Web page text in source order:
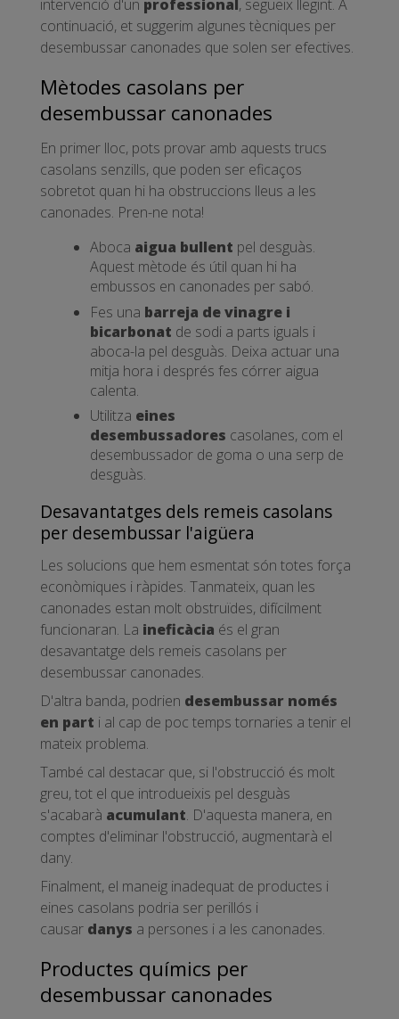
intervenció d'un professional , segueix llegint. A
continuació, et suggerim algunes tècniques per
desembussar canonades que solen ser efectives.
Mètodes casolans per
desembussar canonades
En primer lloc, pots provar amb aquests trucs
casolans senzills, que poden ser eficaços
sobretot quan hi ha obstruccions lleus a les
canonades. Pren-ne nota!
Aboca aigua bullent pel desguàs.
Aquest mètode és útil quan hi ha
embussos en canonades per sabó.
Fes una barreja de vinagre i
bicarbonat de sodi a parts iguals i
aboca-la pel desguàs. Deixa actuar una
mitja hora i després fes córrer aigua
calenta.
Utilitza eines
desembussadores casolanes, com el
desembussador de goma o una serp de
desguàs.
Desavantatges dels remeis casolans
per desembussar l'aigüera
Les solucions que hem esmentat són totes força
econòmiques i ràpides. Tanmateix, quan les
canonades estan molt obstruïdes, difícilment
funcionaran. La ineficàcia és el gran
desavantatge dels remeis casolans per
desembussar canonades.
D'altra banda, podrien desembussar només
en part i al cap de poc temps tornaries a tenir el
mateix problema.
També cal destacar que, si l'obstrucció és molt
greu, tot el que introdueixis pel desguàs
s'acabarà acumulant. D'aquesta manera, en
comptes d'eliminar l'obstrucció, augmentarà el
dany.
Finalment, el maneig inadequat de productes i
eines casolans podria ser perillós i
causar danys a persones i a les canonades.
Productes químics per
desembussar canonades